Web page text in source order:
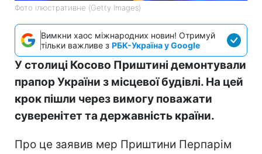
Фото ілюстративне (Getty Images)
Вимкни хаос міжнародних новин! Отримуй
тільки важливе з РБК-Україна у Google
У столиці Косово Приштині демонтували
прапор України з місцевої будівлі. На цей
крок пішли через вимогу поважати
суверенітет та державність країни.
Про це заявив мер Приштини Перпарім